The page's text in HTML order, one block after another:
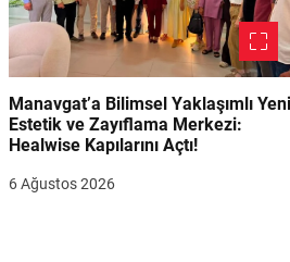
Manavgat’a Bilimsel Yaklaşımlı
Estetik ve Zayıflama Merkezi:
Healwise Kapılarını Açtı!
6 Ağustos 2026